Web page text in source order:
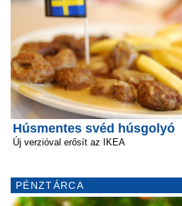
Húsmentes svéd húsgolyó
Új verzióval erősít az IKEA
PÉNZTÁRCA